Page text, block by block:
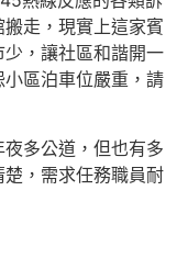
走，現實上這家賓
，讓社區和諧開一
小區泊車位嚴重，請
多公道，但也有多
，需求任務職員耐